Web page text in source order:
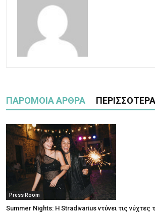
ΠΑΡΟΜΟΙΑ ΑΡΘΡΑ
Press Room
Summer Nights: Η Stradivarius ντύνει τις νύχτες